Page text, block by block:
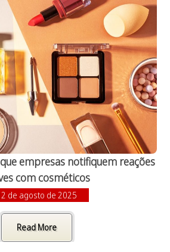
empresas notifiquem reações
com cosméticos
de agosto de 2025
Read More